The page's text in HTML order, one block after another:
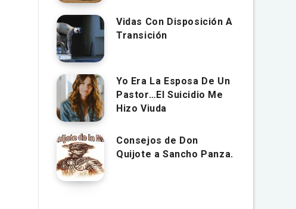
Vidas Con Disposición A
Transición
Yo Era La Esposa De Un
Pastor…El Suicidio Me
Hizo Viuda
Consejos de Don
Quijote a Sancho Panza.